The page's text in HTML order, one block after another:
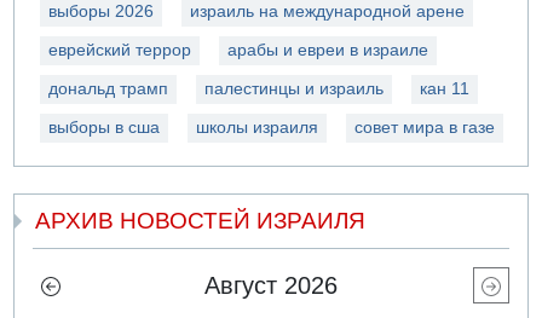
выборы 2026 израиль на международной арене
еврейский террор арабы и евреи в израиле
дональд трамп палестинцы и израиль кан 11
выборы в сша школы израиля совет мира в газе
АРХИВ НОВОСТЕЙ ИЗРАИЛЯ
Август 2026